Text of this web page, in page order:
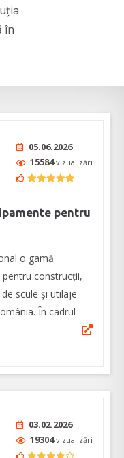
în
05.06.2026
15584vizualizări
pentru
o gamă
construcții,
scule și utilaje
În cadrul
03.02.2026
19304vizualizări